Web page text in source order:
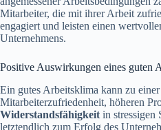
Mitarbeiter, die mit ihrer Arbeit
engagiert und leisten einen
Unternehmens.
Positive Auswirkungen eines guten
Ein gutes Arbeitsklima kann zu einer
Mitarbeiterzufriedenheit, höheren
Widerstandsfähigkeit in stressigen
letztendlich zum Erfolg des